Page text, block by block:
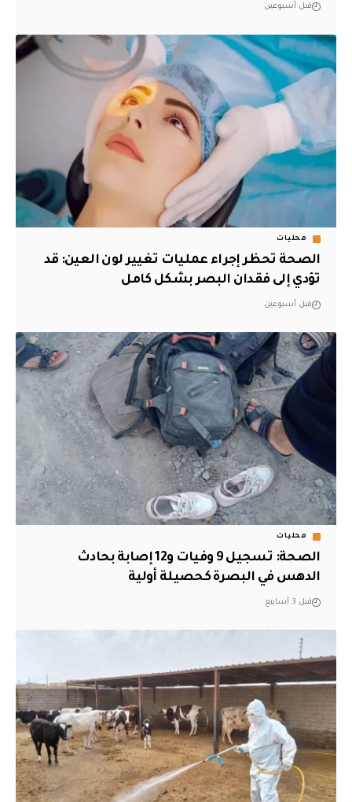
قبل أسبوعين
محليات
الصحة تحظر إجراء عمليات تغيير لون العين: قد
تؤدي إلى فقدان البصر بشكل كامل
قبل أسبوعين
محليات
الصحة: تسجيل 9 وفيات و12 إصابة بحادث
الدهس في البصرة كحصيلة أولية
قبل 3 أسابيع